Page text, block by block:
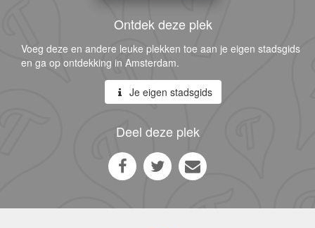
Ontdek deze plek
Voeg deze en andere leuke plekken toe aan je eigen stadsgids
en ga op ontdekking in Amsterdam.
Je eigen stadsgids
Deel deze plek